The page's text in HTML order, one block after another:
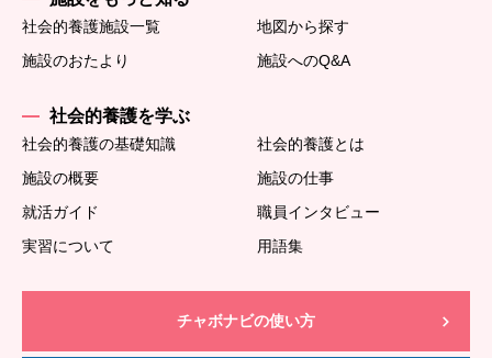
社会的養護施設一覧
地図から探す
施設のおたより
施設へのQ&A
社会的養護を学ぶ
社会的養護の基礎知識
社会的養護とは
施設の概要
施設の仕事
就活ガイド
職員インタビュー
実習について
用語集
チャボナビの使い方